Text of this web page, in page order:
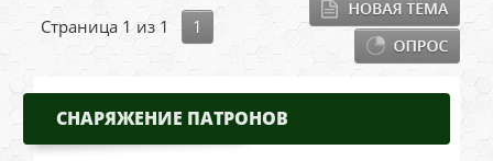
Страница 1 из 1 1
СНАРЯЖЕНИЕ ПАТРОНОВ